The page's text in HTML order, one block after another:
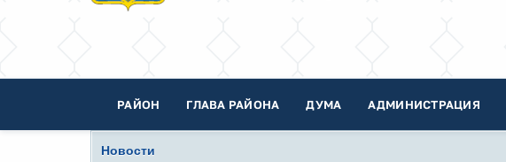
РАЙОН ГЛАВА РАЙОНА ДУМА АДМИНИСТРАЦИЯ
Новости